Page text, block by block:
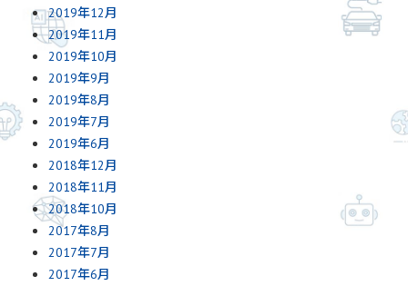
2019年12月
2019年11月
2019年10月
2019年9月
2019年8月
2019年7月
2019年6月
2018年12月
2018年11月
2018年10月
2017年8月
2017年7月
2017年6月